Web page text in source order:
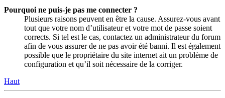
Pourquoi ne puis-je pas me connecter ?
Plusieurs raisons peuvent en être la cause. Assurez-vous avant
tout que votre nom d’utilisateur et votre mot de passe soient
corrects. Si tel est le cas, contactez un administrateur du forum
afin de vous assurer de ne pas avoir été banni. Il est également
possible que le propriétaire du site internet ait un problème de
configuration et qu’il soit nécessaire de la corriger.
Haut